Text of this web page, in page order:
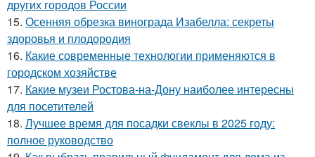
других городов России
15. Осенняя обрезка винограда Изабелла: секреты
здоровья и плодородия
16. Какие современные технологии применяются в
городском хозяйстве
17. Какие музеи Ростова-на-Дону наиболее интересны
для посетителей
18. Лучшее время для посадки свеклы в 2025 году:
полное руководство